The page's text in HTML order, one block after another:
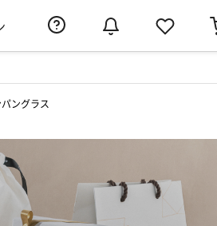
ングラス